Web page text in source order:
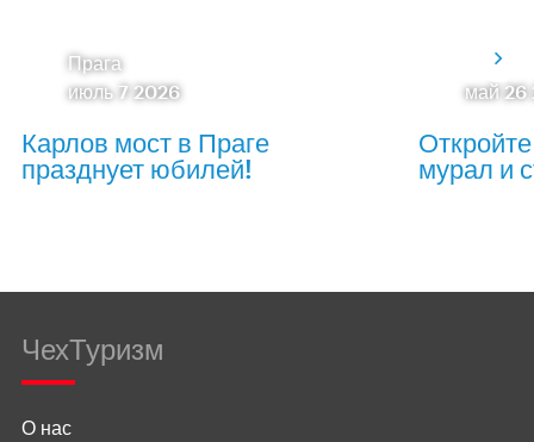
Прага
июль 7 2026
Карлов мост в Праге
празднует юбилей!
май 26
мурал и
ЧехТуризм
О нас